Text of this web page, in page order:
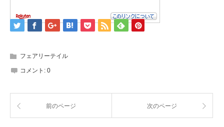
フェアリーテイル
コメント: 0
前のページ 次のページ